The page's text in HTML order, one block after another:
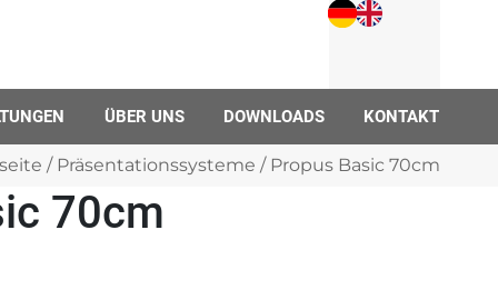
ÜBER UNS DOWNLOADS KONTAKT
/ Präsentationssysteme / Propus Basic 70cm
70cm